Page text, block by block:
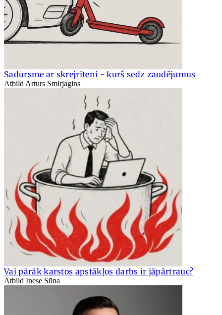
Sadursme ar skrejriteni - kurš sedz zaudējumus
Atbild Arturs Smirjagins
Vai pārāk karstos apstākļos darbs ir jāpārtrauc?
Atbild Inese Sūna